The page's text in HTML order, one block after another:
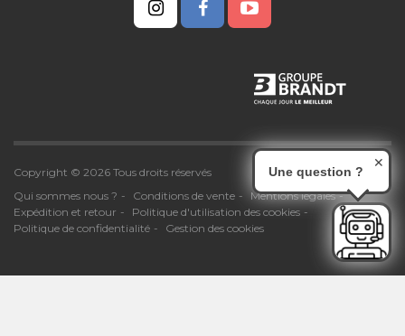
Copyright © 2026 Tous droits réservés
Qui sommes nous ?
Conditions de vente
Mentions légales
Expédition et retour
Politique d'utilisation des cookies
Politique de confidentialité
Gestion des cookies
Une question ?
✕